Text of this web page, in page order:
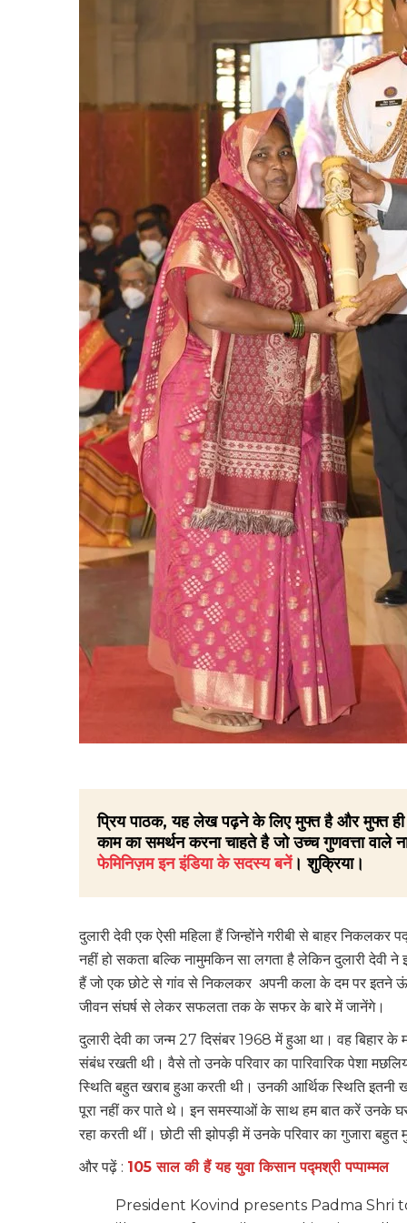
प्रिय पाठक, यह लेख पढ़ने के लिए मुफ्त है और मुफ्त
काम का समर्थन करना चाहते है जो उच्च गुणवत्ता वाले
फेमिनिज़म इन इंडिया के सदस्य बनें। शुक्रिया।
दुलारी देवी एक ऐसी महिला हैं जिन्होंने गरीबी से बाहर
नहीं हो सकता बल्कि नामुमकिन सा लगता है लेकिन दुलारी देवी
हैं जो एक छोटे से गांव से निकलकर अपनी कला के दम पर इतने
जीवन संघर्ष से लेकर सफलता तक के सफर के बारे में जानेंगे।
दुलारी देवी का जन्म 27 दिसंबर 1968 में हुआ था। वह बिहार
संबंध रखती थी। वैसे तो उनके परिवार का पारिवारिक पेशा
स्थिति बहुत खराब हुआ करती थी। उनकी आर्थिक स्थिति इतनी
पूरा नहीं कर पाते थे। इन समस्याओं के साथ हम बात करें उनके
रहा करती थीं। छोटी सी झोपड़ी में उनके परिवार का गुजारा
और पढ़ें : 105 साल की हैं यह युवा किसान पद्मश्री पप्पाम्मल
President Kovind presents Padma Shri